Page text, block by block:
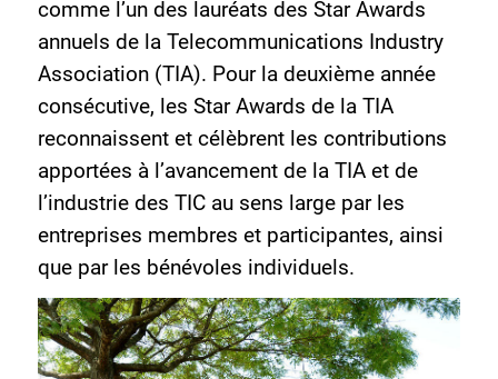
comme l’un des lauréats des Star Awards
annuels de la Telecommunications Industry
Association (TIA). Pour la deuxième année
consécutive, les Star Awards de la TIA
reconnaissent et célèbrent les contributions
apportées à l’avancement de la TIA et de
l’industrie des TIC au sens large par les
entreprises membres et participantes, ainsi
que par les bénévoles individuels.